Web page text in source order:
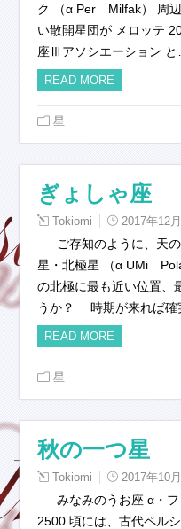
ク （α Per Milfak） 周
い散開星団が メロッテ
座Ⅲアソシエーション と
READ MORE
星
ぎょしゃ座
Tokiomi 2017年12
ご存知のように、天の
星・北極星 （α UMi
の北極に最も近い位置、
うか？ 時期が来れば確
READ MORE
星
秋の一つ星
Tokiomi 2017年10
みなみのうお座 α・
2500 頃には、古代ペル